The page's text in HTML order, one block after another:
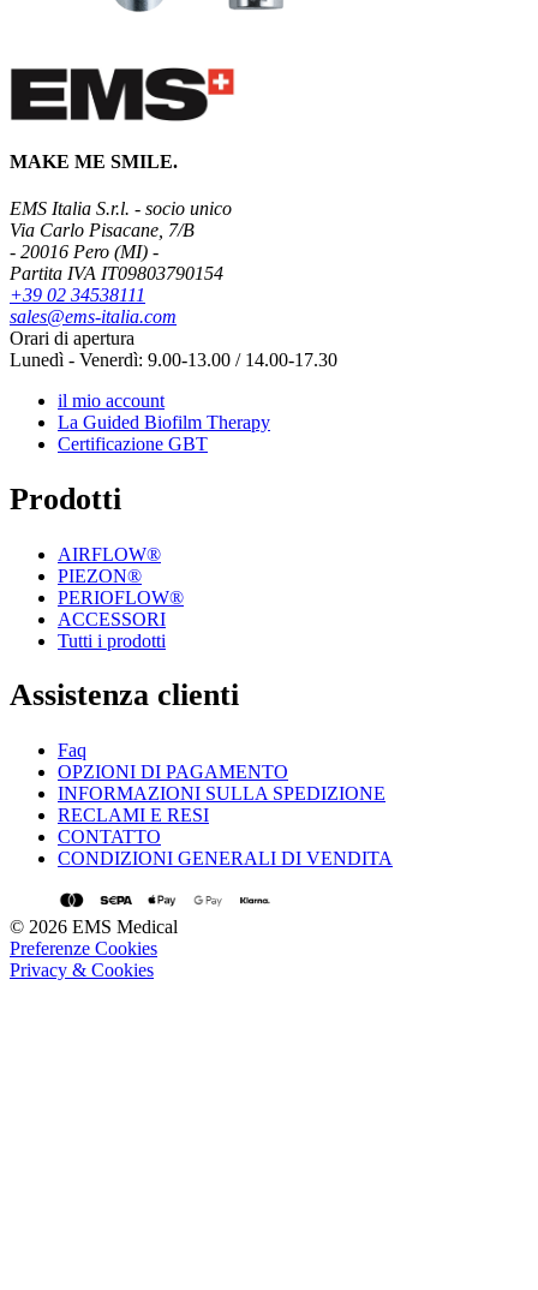
MAKE ME SMILE.
EMS Italia S.r.l. - socio unico
Via Carlo Pisacane, 7/B
- 20016 Pero (MI) -
Partita IVA IT09803790154
+39 02 34538111
sales@ems-italia.com
Orari di apertura
Lunedì - Venerdì: 9.00-13.00 / 14.00-17.30
il mio account
La Guided Biofilm Therapy
Certificazione GBT
Prodotti
AIRFLOW®
PIEZON®
PERIOFLOW®
ACCESSORI
Tutti i prodotti
Assistenza clienti
Faq
OPZIONI DI PAGAMENTO
INFORMAZIONI SULLA SPEDIZIONE
RECLAMI E RESI
CONTATTO
CONDIZIONI GENERALI DI VENDITA
© 2026 EMS Medical
Preferenze Cookies
Privacy & Cookies